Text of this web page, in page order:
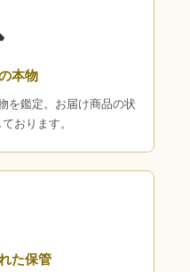
本物
を鑑定。お届け商品の状
おります。
た保管